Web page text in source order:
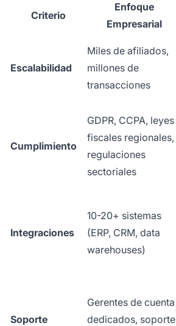
Criterio
Enfoque
Empresarial
Escalabilidad
Miles de afiliados,
millones de
transacciones
Cumplimiento
GDPR, CCPA, leyes
fiscales regionales,
regulaciones
sectoriales
Integraciones
10-20+ sistemas
(ERP, CRM, data
warehouses)
Soporte
Gerentes de cuenta
dedicados, soporte